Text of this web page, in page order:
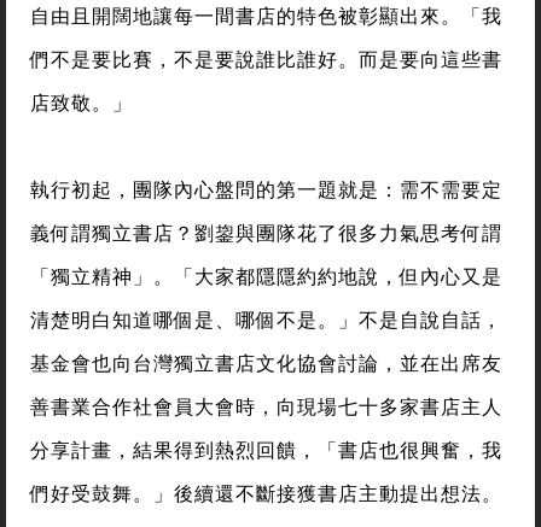
自由且開闊地讓每一間書店的特色被彰顯出來。「我
們不是要比賽，不是要說誰比誰好。而是要向這些書
店致敬。」
執行初起，團隊內心盤問的第一題就是：需不需要定
義何謂獨立書店？劉鋆與團隊花了很多力氣思考何謂
「獨立精神」。「大家都隱隱約約地說，但內心又是
清楚明白知道哪個是、哪個不是。」不是自說自話，
基金會也向台灣獨立書店文化協會討論，並在出席友
善書業合作社會員大會時，向現場七十多家書店主人
分享計畫，結果得到熱烈回饋，「書店也很興奮，我
們好受鼓舞。」後續還不斷接獲書店主動提出想法。